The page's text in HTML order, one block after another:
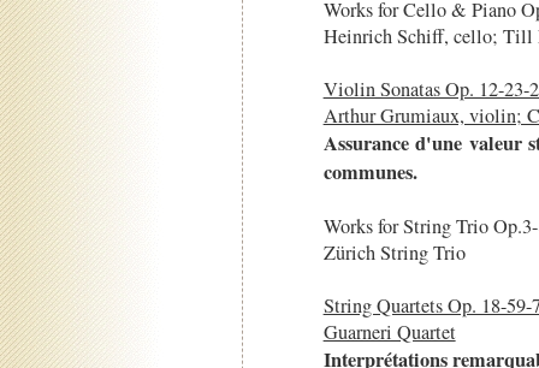
Works for Cello & Piano
Heinrich Schiff, cello; Till
Violin Sonatas Op. 12-23-
Arthur Grumiaux, violin;
Assurance d'une valeur
communes.
Works for String Trio
Zürich String Trio
String Quartets Op. 18-
Guarneri Quartet
Interprétations